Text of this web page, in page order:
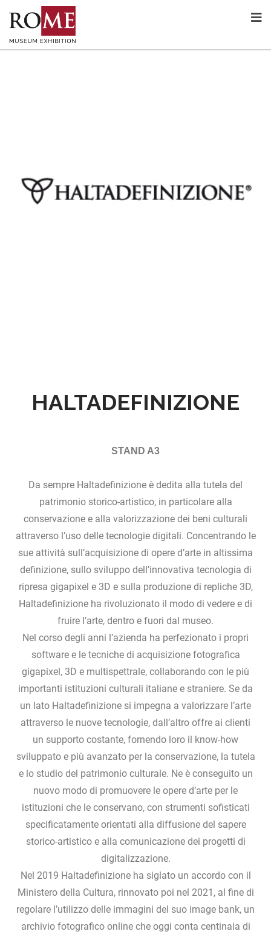
HALTADEFINIZIONE
STAND A3
Da sempre Haltadefinizione è dedita alla tutela del
patrimonio storico-artistico, in particolare alla
conservazione e alla valorizzazione dei beni culturali
attraverso l’uso delle tecnologie digitali. Concentrando le
sue attività sull’acquisizione di opere d’arte in altissima
definizione, sullo sviluppo dell’innovativa tecnologia di
ripresa gigapixel e 3D e sulla produzione di repliche 3D,
Haltadefinizione ha rivoluzionato il modo di vedere e di
fruire l’arte, dentro e fuori dal museo.
Nel corso degli anni l’azienda ha perfezionato i propri
software e le tecniche di acquisizione fotografica
gigapixel, 3D e multispettrale, collaborando con le più
importanti istituzioni culturali italiane e straniere. Se da
un lato Haltadefinizione si impegna a valorizzare l’arte
attraverso le nuove tecnologie, dall’altro offre ai clienti
un supporto costante, fornendo loro il know-how
sviluppato e più avanzato per la conservazione, la tutela
e lo studio del patrimonio culturale. Ne è conseguito un
nuovo modo di promuovere le opere d’arte per le
istituzioni che le conservano, con strumenti sofisticati
specificatamente orientati alla diffusione del sapere
storico-artistico e alla comunicazione dei progetti di
digitalizzazione.
Nel 2019 Haltadefinizione ha siglato un accordo con il
Ministero della Cultura, rinnovato poi nel 2021, al fine di
regolare l’utilizzo delle immagini del suo image bank, un
archivio fotografico online che oggi conta centinaia di